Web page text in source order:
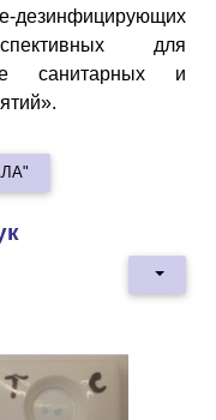
для
санитарных и